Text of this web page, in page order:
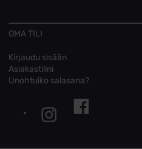
OMA TILI
Kirjaudu sisään
Asiakastilini
Unohtuiko salasana?